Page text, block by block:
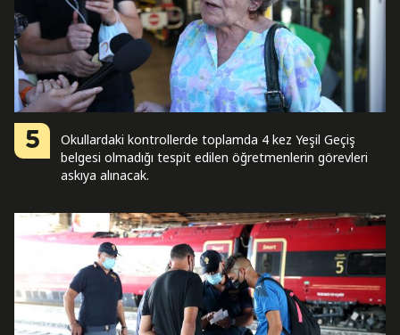
5
Okullardaki kontrollerde toplamda 4 kez Yeşil Geçiş
belgesi olmadığı tespit edilen öğretmenlerin görevleri
askıya alınacak.